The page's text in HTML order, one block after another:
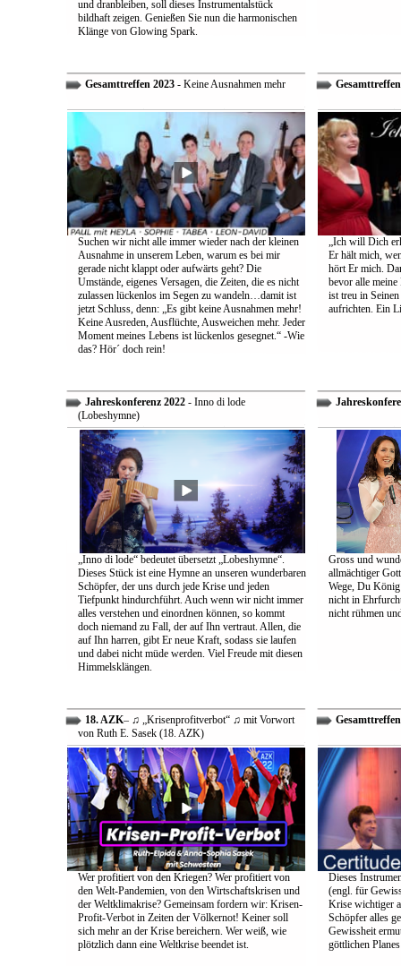
und dranbleiben, soll dieses Instrumentalstück
bildhaft zeigen. Genießen Sie nun die harmonischen
Klänge von Glowing Spark.
Gesamttreffen 2023- Keine Ausnahmen mehr
Suchen wir nicht alle immer wieder nach der kleinen
Ausnahme in unserem Leben, warum es bei mir
gerade nicht klappt oder aufwärts geht? Die
Umstände, eigenes Versagen, die Zeiten, die es nicht
zulassen lückenlos im Segen zu wandeln…damit ist
jetzt Schluss, denn: „Es gibt keine Ausnahmen mehr!
Keine Ausreden, Ausflüchte, Ausweichen mehr. Jeder
Moment meines Lebens ist lückenlos gesegnet.“ -Wie
das? Hör´ doch rein!
„Ich will Dich
Er hält mich,
hört Er mich.
bevor alle
ist treu in
aufrichten. Ein
Jahreskonferenz 2022- Inno di lode
(Lobeshymne)
„Inno di lode“ bedeutet übersetzt „Lobeshymne“.
Dieses Stück ist eine Hymne an unseren wunderbaren
Schöpfer, der uns durch jede Krise und jeden
Tiefpunkt hindurchführt. Auch wenn wir nicht immer
alles verstehen und einordnen können, so kommt
doch niemand zu Fall, der auf Ihn vertraut. Allen, die
auf Ihn harren, gibt Er neue Kraft, sodass sie laufen
und dabei nicht müde werden. Viel Freude mit diesen
Himmelsklängen.
Gross und
allmächtiger
Wege, Du
nicht in
nicht rühmen
18. AZK– ♫ „Krisenprofitverbot“ ♫ mit Vorwort
von Ruth E. Sasek (18. AZK)
Wer profitiert von den Kriegen? Wer profitiert von
den Welt-Pandemien, von den Wirtschaftskrisen und
der Weltklimakrise? Gemeinsam fordern wir: Krisen-
Profit-Verbot in Zeiten der Völkernot! Keiner soll
sich mehr an der Krise bereichern. Wer weiß, wie
plötzlich dann eine Weltkrise beendet ist.
Dieses
(engl. für
Krise wichtiger
Schöpfer alles
Gewissheit
göttlichen